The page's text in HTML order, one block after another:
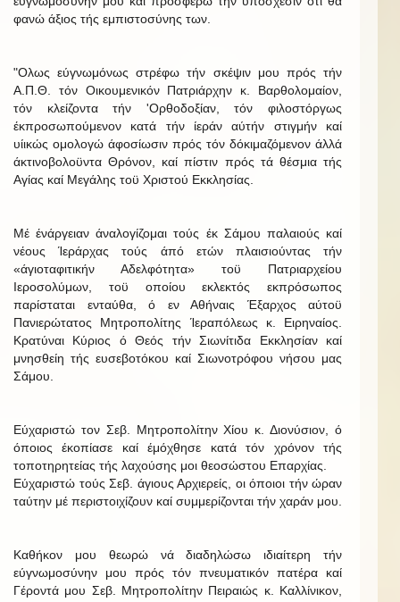
φανώ άξιος τής εμπιστοσύνης των.
"Ολως εύγνωμόνως στρέφω τήν σκέψιν μου πρός τήν
Α.Π.Θ. τόν Οικουμενικόν Πατριάρχην κ. Βαρθολομαίον,
τόν κλείζοντα τήν 'Ορθοδοξίαν, τόν φιλοστόργως
έκπροσωπούμενον κατά τήν ίεράν αύτήν στιγμήν καί
υίικώς ομολογώ άφοσίωσιν πρός τόν δόκιμαζόμενον άλλά
άκτινοβολοϋντα Θρόνον, καί πίστιν πρός τά θέσμια τής
Αγίας καί Μεγάλης τοϋ Χριστού Εκκλησίας.
Μέ ένάργειαν άναλογίζομαι τούς έκ Σάμου παλαιούς καί
νέους Ίεράρχας τούς άπό ετών πλαισιούντας τήν
«άγιοταφιτικήν Αδελφότητα» τοϋ Πατριαρχείου
Ιεροσολύμων, τοϋ οποίου εκλεκτός εκπρόσωπος
παρίσταται ενταύθα, ό εν Αθήναις Έξαρχος αύτοϋ
Πανιερώτατος Μητροπολίτης Ίεραπόλεως κ. Ειρηναίος.
Κρατύναι Κύριος ό Θεός τήν Σιωνίτιδα Εκκλησίαν καί
μνησθείη τής ευσεβοτόκου καί Σιωνοτρόφου νήσου μας
Σάμου.
Εύχαριστώ τον Σεβ. Μητροπολίτην Χίου κ. Διονύσιον, ό
όποιος έκοπίασε καί έμόχθησε κατά τόν χρόνον τής
τοποτηρητείας τής λαχούσης μοι θεοσώστου Επαρχίας.
Εύχαριστώ τούς Σεβ. άγιους Αρχιερείς, οι όποιοι τήν ώραν
ταύτην μέ περιστοιχίζουν καί συμμερίζονται τήν χαράν μου.
Καθήκον μου θεωρώ νά διαδηλώσω ιδιαίτερη τήν
εύγνωμοσύνην μου πρός τόν πνευματικόν πατέρα καί
Γέροντά μου Σεβ. Μητροπολίτην Πειραιώς κ. Καλλίνικον,